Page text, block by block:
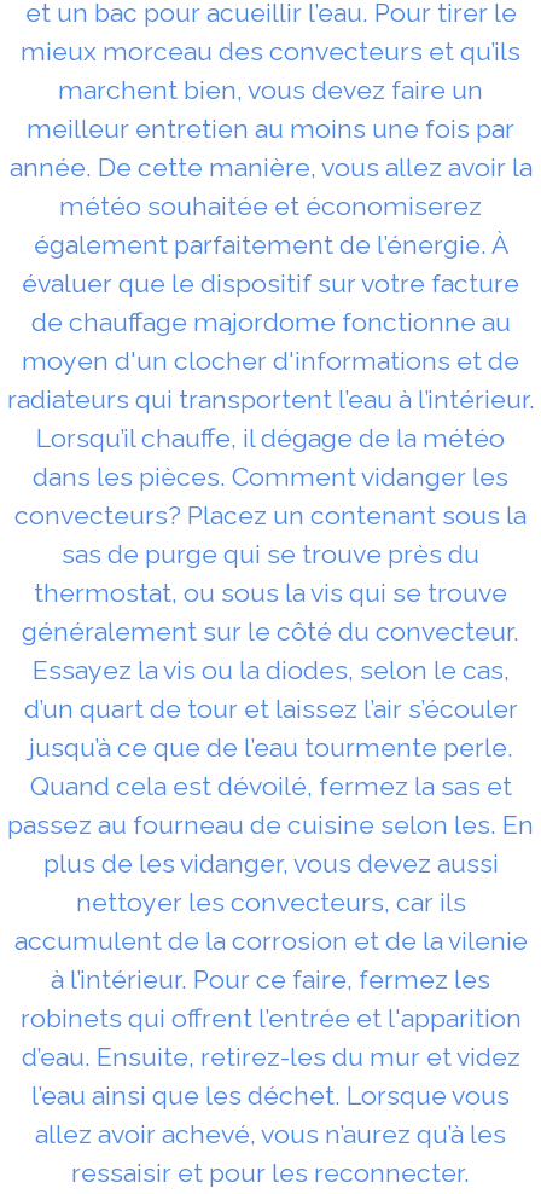
et un bac pour acueillir l’eau. Pour tirer le
mieux morceau des convecteurs et qu’ils
marchent bien, vous devez faire un
meilleur entretien au moins une fois par
année. De cette manière, vous allez avoir la
météo souhaitée et économiserez
également parfaitement de l’énergie. À
évaluer que le dispositif sur votre facture
de chauffage majordome fonctionne au
moyen d'un clocher d'informations et de
radiateurs qui transportent l’eau à l’intérieur.
Lorsqu’il chauffe, il dégage de la météo
dans les pièces. Comment vidanger les
convecteurs? Placez un contenant sous la
sas de purge qui se trouve près du
thermostat, ou sous la vis qui se trouve
généralement sur le côté du convecteur.
Essayez la vis ou la diodes, selon le cas,
d’un quart de tour et laissez l’air s’écouler
jusqu’à ce que de l’eau tourmente perle.
Quand cela est dévoilé, fermez la sas et
passez au fourneau de cuisine selon les. En
plus de les vidanger, vous devez aussi
nettoyer les convecteurs, car ils
accumulent de la corrosion et de la vilenie
à l’intérieur. Pour ce faire, fermez les
robinets qui offrent l’entrée et l'apparition
d’eau. Ensuite, retirez-les du mur et videz
l’eau ainsi que les déchet. Lorsque vous
allez avoir achevé, vous n’aurez qu’à les
ressaisir et pour les reconnecter.